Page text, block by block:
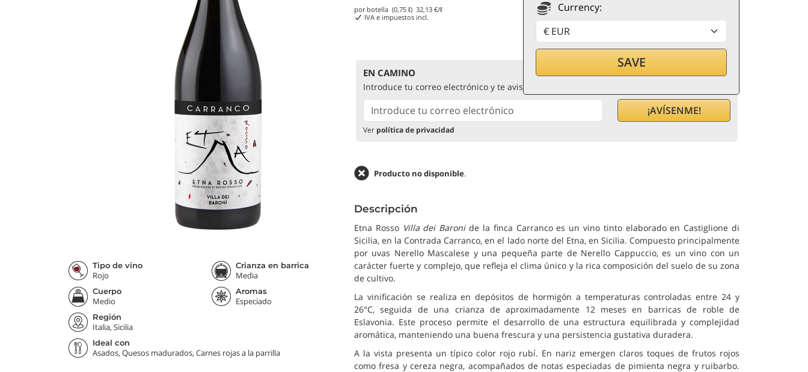
Currency:
SAVE
Tipo de vino
Rojo
Crianza en barrica
Media
Cuerpo
Medio
Aromas
Especiado
Región
Italia, Sicilia
Ideal con
Asados, Quesos madurados, Carnes rojas a la parrilla
por botella (0,75 ℓ) 32,13 €/ℓ
IVA e impuestos incl.
EN CAMINO
Introduce tu correo electrónico y te avisaremos en cuanto el producto esté disponible.
Ver política de privacidad
Producto no disponible.
Descripción
Etna Rosso Villa dei Baronide la finca Carranco es un vino tinto elaborado en Castiglione di
Sicilia, en la Contrada Carranco, en el lado norte del Etna, en Sicilia. Compuesto principalmente
por uvas Nerello Mascalese y una pequeña parte de Nerello Cappuccio, es un vino con un
carácter fuerte y complejo, que refleja el clima único y la rica composición del suelo de su zona
de cultivo.
La vinificación se realiza en depósitos de hormigón a temperaturas controladas entre 24 y
26°C, seguida de una crianza de aproximadamente 12 meses en barricas de roble de
Eslavonia. Este proceso permite el desarrollo de una estructura equilibrada y complejidad
aromática, manteniendo una buena frescura y una persistencia gustativa duradera.
A la vista presenta un típico color rojo rubí. En nariz emergen claros toques de frutos rojos
como fresa y cereza negra, acompañados de notas especiadas de pimienta negra y ruibarbo.